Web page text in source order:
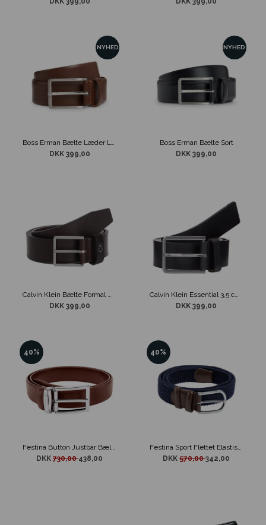
NYHED
DKK 399,00
NYHED
Boss Erman Bælte Sort
DKK 399,00
Calvin Klein Bælte Formal Brunt Læder
DKK 399,00
Calvin Klein Essential 3,5 cm Læder Bælte Sort
DKK 399,00
40%
DKK730,00438,00
40%
Festina Sport Flettet Elastisk Bælte Navy
DKK570,00342,00